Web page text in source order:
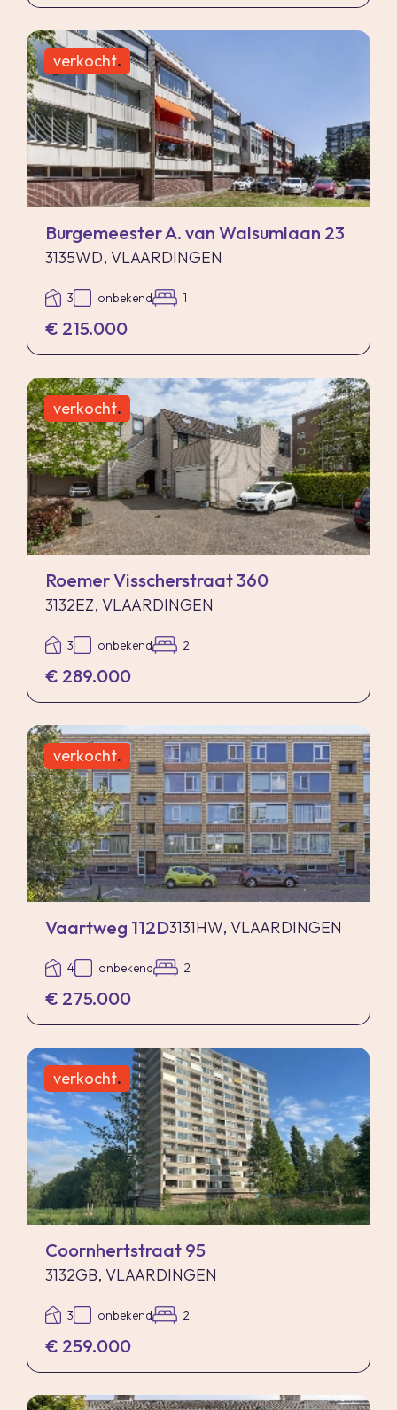
verkocht.
Burgemeester A. van Walsumlaan 23
3135WD, VLAARDINGEN
3 onbekend 1
€ 215.000
verkocht.
Roemer Visscherstraat 360
3132EZ, VLAARDINGEN
3 onbekend 2
€ 289.000
verkocht.
Vaartweg 112D3131HW, VLAARDINGEN
4 onbekend 2
€ 275.000
verkocht.
Coornhertstraat 95
3132GB, VLAARDINGEN
3 onbekend 2
€ 259.000